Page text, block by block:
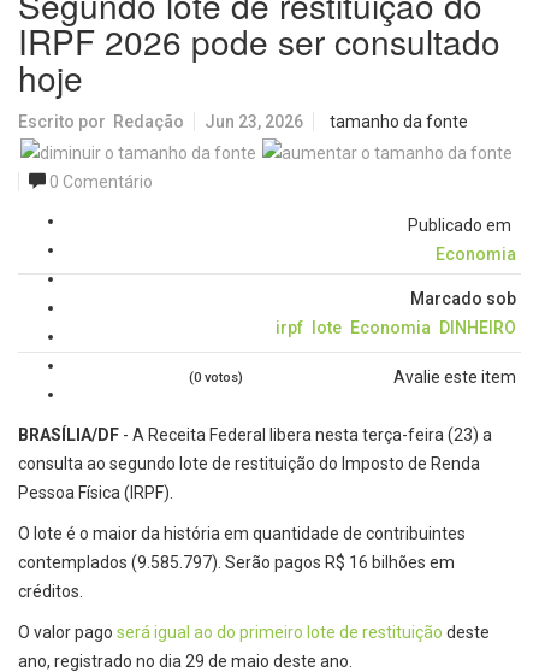
IRPF 2026 pode ser consultado
hoje
Escrito por Redação Jun 23, 2026 tamanho da fonte
0 Comentário
Publicado em
Economia
Marcado sob
irpf
lote Economia DINHEIRO
Avalie este item
(0 votos)
BRASÍLIA/DF - A Receita Federal libera nesta terça-feira (23) a
consulta ao segundo lote de restituição do Imposto de Renda
Pessoa Física (IRPF).
O lote é o maior da história em quantidade de contribuintes
contemplados (9.585.797). Serão pagos R$ 16 bilhões em
créditos.
O valor pago será igual ao do primeiro lote de restituição deste
ano, registrado no dia 29 de maio deste ano.